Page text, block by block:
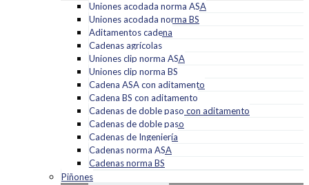
Uniones acodada norma ASA
Uniones acodada norma BS
Aditamentos cadena
Cadenas agrícolas
Uniones clip norma ASA
Uniones clip norma BS
Cadena ASA con aditamento
Cadena BS con aditamento
Cadenas de doble paso con aditamento
Cadenas de doble paso
Cadenas de Ingeniería
Cadenas norma ASA
Cadenas norma BS
Piñones